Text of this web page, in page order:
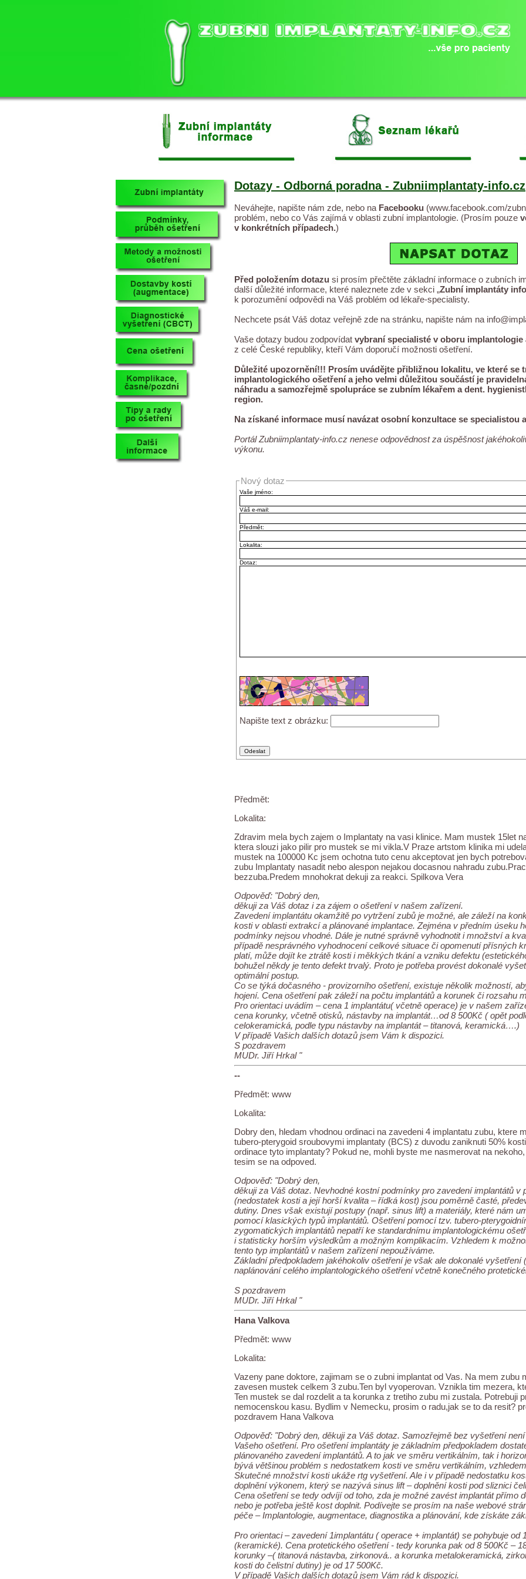
Dotazy - Odborná poradna - Zubniimplantaty-info.cz
Neváhejte, napište nám zde, nebo na Facebooku (www.facebook.com/
problém, nebo co Vás zajímá v oblasti zubní implantologie. (Prosím pouze
v konkrétních případech.)
Před položením dotazu si prosím přečtěte základní informace o zubních
další důležité informace, které naleznete zde v sekci „Zubní implantáty
k porozumění odpovědi na Váš problém od lékaře-specialisty.
Nechcete psát Váš dotaz veřejně zde na stránku, napište nám na
Vaše dotazy budou zodpovídat vybraní specialisté v oboru
z celé České republiky, kteří Vám doporučí možnosti ošetření.
Důležité upozornění!!! Prosím uvádějte přibližnou lokalitu, ve které se
implantologického ošetření a jeho velmi důležitou součástí je
náhradu a samozřejmě spolupráce se zubním lékařem a dent.
region.
Na získané informace musí navázat osobní konzultace se specialistou
Portál Zubniimplantaty-info.cz nenese odpovědnost za úspěšnost
výkonu.
Nový dotaz
Vaše jméno:
Váš e-mail:
Předmět:
Lokalita:
Dotaz:
Napište text z obrázku:
Předmět:
Lokalita:
Zdravim mela bych zajem o Implantaty na vasi klinice. Mam mustek 15let
ktera slouzi jako pilir pro mustek se mi vikla.V Praze artstom klinika mi
mustek na 100000 Kc jsem ochotna tuto cenu akceptovat jen bych
zubu Implantaty nasadit nebo alespon nejakou docasnou nahradu
bezzuba.Predem mnohokrat dekuji za reakci. Spilkova Vera
Odpověď: "Dobrý den,
děkuji za Váš dotaz i za zájem o ošetření v našem zařízení.
Zavedení implantátu okamžitě po vytržení zubů je možné, ale záleží na
kosti v oblasti extrakcí a plánované implantace. Zejména v předním úseku
podmínky nejsou vhodné. Dále je nutné správně vyhodnotit i množství a
případě nesprávného vyhodnocení celkové situace či opomenutí přísných
platí, může dojít ke ztrátě kosti i měkkých tkání a vzniku defektu
bohužel někdy je tento defekt trvalý. Proto je potřeba provést dokonalé
optimální postup.
Co se týká dočasného - provizorního ošetření, existuje několik možností,
hojení. Cena ošetření pak záleží na počtu implantátů a korunek či rozsahu
Pro orientaci uvádím – cena 1 implantátu( včetně operace) je v našem
cena korunky, včetně otisků, nástavby na implantát…od 8 500Kč ( opět
celokeramická, podle typu nástavby na implantát – titanová, keramická….)
V případě Vašich dalších dotazů jsem Vám k dispozici.
S pozdravem
MUDr. Jiří Hrkal "
--
Předmět: www
Lokalita:
Dobry den, hledam vhodnou ordinaci na zavedeni 4 implantatu zubu, ktere
tubero-pterygoid sroubovymi implantaty (BCS) z duvodu zaniknuti 50%
ordinace tyto implantaty? Pokud ne, mohli byste me nasmerovat na
tesim se na odpoved.
Odpověď: "Dobrý den,
děkuji za Váš dotaz. Nevhodné kostní podmínky pro zavedení implantátů v
(nedostatek kosti a její horší kvalita – řídká kost) jsou poměrně časté,
dutiny. Dnes však existují postupy (např. sinus lift) a materiály, které nám
pomocí klasických typů implantátů. Ošetření pomocí tzv. tubero-
zygomatických implantátů nepatří ke standardnímu implantologickému
i statisticky horším výsledkům a možným komplikacím. Vzhledem k
tento typ implantátů v našem zařízení nepoužíváme.
Základní předpokladem jakéhokoliv ošetření je však ale dokonalé
naplánování celého implantologického ošetření včetně konečného
S pozdravem
MUDr. Jiří Hrkal "
Hana Valkova
Předmět: www
Lokalita:
Vazeny pane doktore, zajimam se o zubni implantat od Vas. Na mem zubu
zavesen mustek celkem 3 zubu.Ten byl vyoperovan. Vznikla tim mezera,
Ten mustek se dal rozdelit a ta korunka z tretiho zubu mi zustala. Potrebuji
nemocenskou kasu. Bydlim v Nemecku, prosim o radu,jak se to da resit?
pozdravem Hana Valkova
Odpověď: "Dobrý den, děkuji za Váš dotaz. Samozřejmě bez vyšetření
Vašeho ošetření. Pro ošetření implantáty je základním předpokladem
plánovaného zavedení implantátů. A to jak ve směru vertikálním, tak i
bývá většinou problém s nedostatkem kosti ve směru vertikálním,
Skutečné množství kosti ukáže rtg vyšetření. Ale i v případě nedostatku
doplnění výkonem, který se nazývá sinus lift – doplnění kosti pod sliznici
Cena ošetření se tedy odvíjí od toho, zda je možné zavést implantát přímo
nebo je potřeba ještě kost doplnit. Podívejte se prosím na naše webové
péče – Implantologie, augmentace, diagnostika a plánování, kde získáte
Pro orientaci – zavedení 1implantátu ( operace + implantát) se pohybuje od
(keramické). Cena protetického ošetření - tedy korunka pak od 8 500Kč –
korunky –( titanová nástavba, zirkonová.. a korunka metalokeramická,
kosti do čelistní dutiny) je od 17 500Kč.
V případě Vašich dalších dotazů jsem Vám rád k dispozici.